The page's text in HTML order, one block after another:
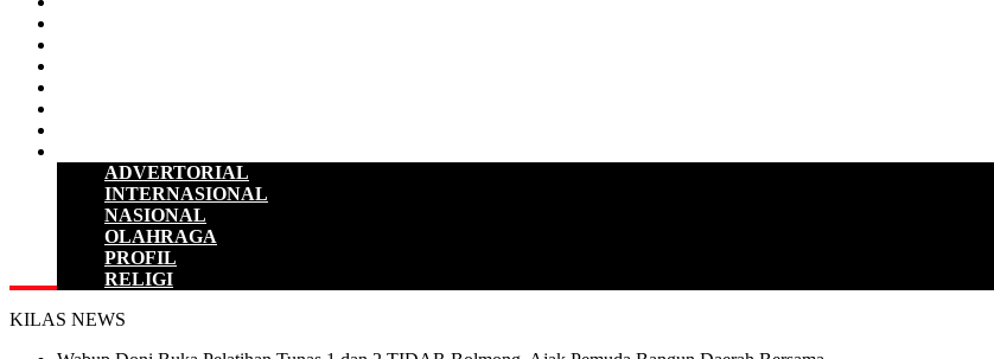
ADVERTORIAL
INTERNASIONAL
NASIONAL
OLAHRAGA
PROFIL
RELIGI
KILAS NEWS